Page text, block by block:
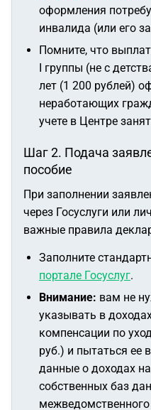
оформления
инвалида (или его
Помните, что
I группы (не с
лет (1 200 рублей)
неработающих
учете в Центре
Шаг 2. Подача
пособие
При заполнении
через Госуслуги или
важные правила
Заполните
портале Госуслуг.
Внимание: вам не
указывать в
компенсации по
руб.) и пытаться ее
данные о доходах
собственных баз